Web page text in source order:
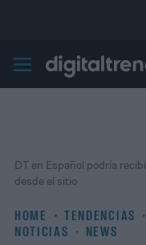
Digital
HOME TENDENCIAS
NOTICIAS
NEWS
DT en Español podría
desde el sitio